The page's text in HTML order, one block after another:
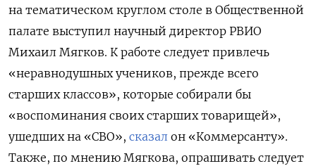
на тематическом круглом столе в Общественной
палате выступил научный директор РВИО
Михаил Мягков. К работе следует привлечь
«неравнодушных учеников, прежде всего
старших классов», которые собирали бы
«воспоминания своих старших товарищей»,
ушедших на «СВО», сказал он «Коммерсанту».
Также, по мнению Мягкова, опрашивать следует